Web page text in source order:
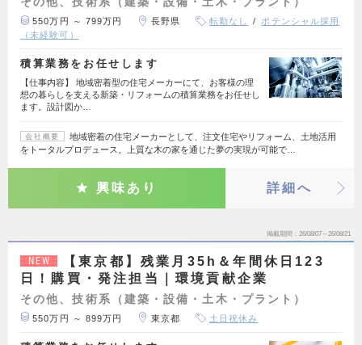
550万円 ～ 799万円 長野県 転勤なし
ポテンシャル採用
（未経験可）
積算業務をお任せします
【仕事内容】 地域密着型の住宅メーカーにて、お客様の理
想の暮らしを支える新築・リフォームの積算業務をお任せし
ます。設計図か…
会社概要
地域密着の住宅メーカーとして、注文住宅やリフォーム、土地活用
をトータルプロデュース。上質な木の家を通じた夢の実現が可能で…
興味あり 詳細へ
掲載期間 26/08/07～26/08/21
NEW
【東京都】残業月35h＆年間休日123
日！購買・発注担当｜環境貢献企業
その他、技術系（建築・設備・土木・プラント）
550万円 ～ 899万円 東京都 土日祝休み